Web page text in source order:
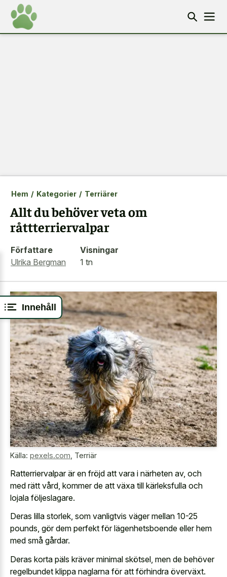
Innehåll
Hem / Kategorier / Terriärer
Allt du behöver veta om
råttterriervalpar
Författare
Ulrika Bergman
Visningar
1 tn
Källa: pexels.com Terriär
Ratterriervalpar är en fröjd att vara i närheten av, och
med rätt vård, kommer de att växa till kärleksfulla och
lojala följeslagare.
Deras lilla storlek, som vanligtvis väger mellan 10-25
pounds, gör dem perfekt för lägenhetsboende eller hem
med små gårdar.
Deras korta päls kräver minimal skötsel, men de behöver
regelbundet klippa naglarna för att förhindra överväxt.